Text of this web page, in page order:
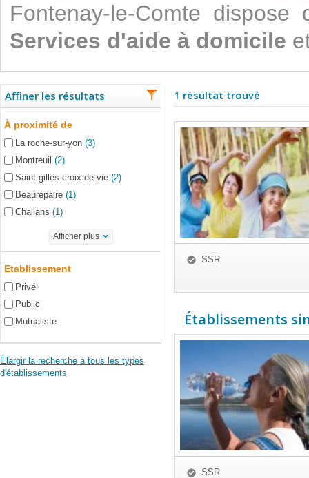
Fontenay-le-Comte
Services d'aide à domicile
Affiner les résultats
À proximité de
La roche-sur-yon (3)
Montreuil (2)
Saint-gilles-croix-de-vie (2)
Beaurepaire (1)
Challans (1)
Afficher plus
Etablissement
Privé
Public
Mutualiste
Élargir la recherche à tous les types
d'établissements
1 résultat trouvé
SSR
Établissements
SSR